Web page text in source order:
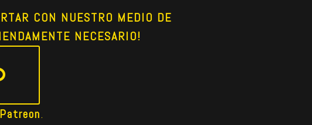
CON NUESTRO MEDIO DE
NECESARIO!
Patreon.